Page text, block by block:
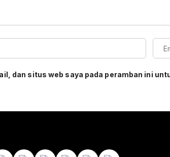
dan situs web saya pada peramban ini